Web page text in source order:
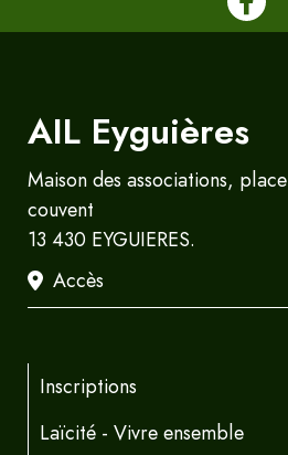
AIL Eyguières
Maison des associations,
couvent
13 430 EYGUIERES.
Accès
Inscriptions
Laïcité - Vivre ensemble